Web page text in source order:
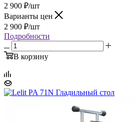
2 900 ₽/шт
Варианты цен
2 900 ₽/шт
Подробности
В корзину